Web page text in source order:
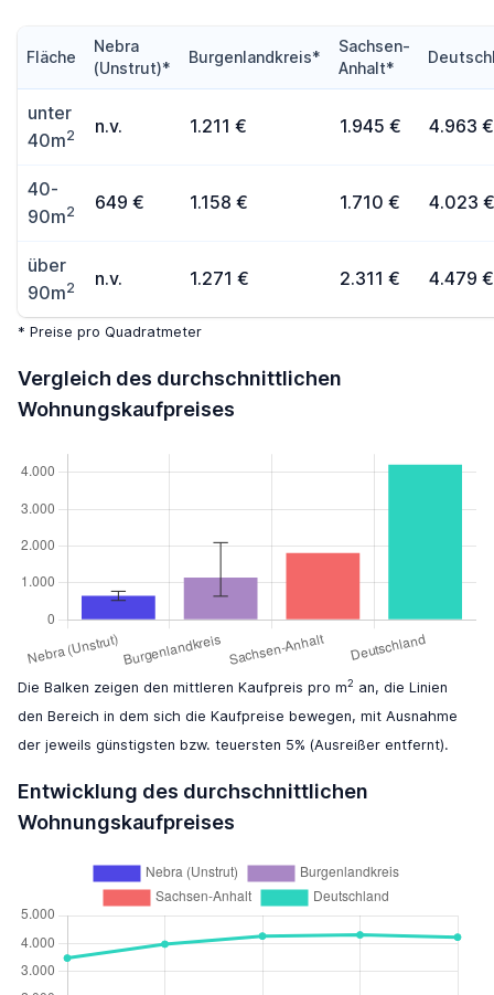
Fläche
Nebra
(Unstrut)*
Burgenlandkreis*
Sachsen-
Anhalt*
unter
40m2 n.v. 1.211 € 1.945 € 4.963 €
40-
90m2 649 € 1.158 € 1.710 € 4.023 €
über
90m2 n.v. 1.271 € 2.311 € 4.479 €
* Preise pro Quadratmeter
Vergleich des durchschnittlichen
Wohnungskaufpreises
Die Balken zeigen den mittleren Kaufpreis pro m2 an, die Linien
den Bereich in dem sich die Kaufpreise bewegen, mit Ausnahme
der jeweils günstigsten bzw. teuersten 5% (Ausreißer entfernt).
Entwicklung des durchschnittlichen
Wohnungskaufpreises